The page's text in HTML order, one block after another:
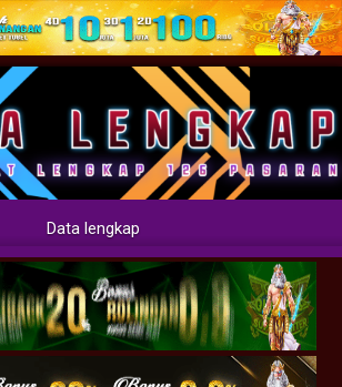
Data lengkap